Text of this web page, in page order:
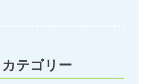
カテゴリー